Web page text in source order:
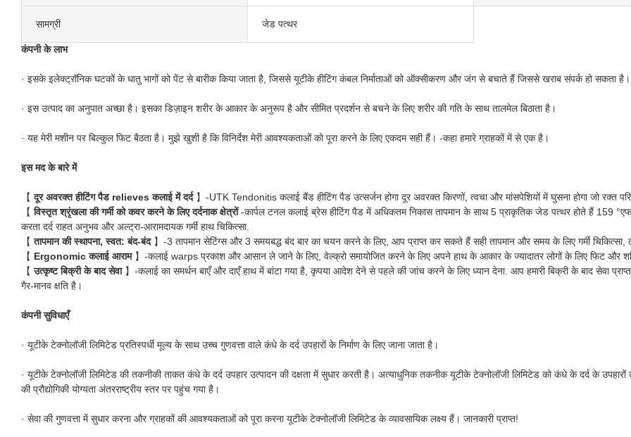
सामग्री जेड पत्थर
कंपनी के लाभ
· इसके इलेक्ट्रॉनिक घटकों के धातु भागों को पेंट से बारीक किया जाता है, जिससे यूटीके हीटिंग कंबल निर्माताओं को ऑक्सीकरण और जंग से बचाते हैं जिससे खराब संपर्क हो सकता है।
· इस उत्पाद का अनुपात अच्छा है। इसका डिज़ाइन शरीर के आकार के अनुरूप है और सीमित प्रदर्शन से बचने के लिए शरीर की गति के साथ तालमेल बिठाता है।
· यह मेरी मशीन पर बिल्कुल फिट बैठता है। मुझे खुशी है कि विनिर्देश मेरी आवश्यकताओं को पूरा करने के लिए एकदम सही हैं। -कहा हमारे ग्राहकों में से एक है।
इस मद के बारे में
【दूर अवरक्त हीटिंग पैड relieves कलाई में दर्द 】-UTK Tendonitis कलाई बैंड हीटिंग पैड उत्सर्जन होगा दूर अवरक्त किरणों, त्वचा और मांसपेशियों में घुसना होगा जो रक्त
【विस्तृत श्रृंखला की गर्मी को कवर करने के लिए दर्दनाक क्षेत्रों-कार्पल टनल कलाई ब्रेस हीटिंग पैड में अधिकतम निकास तापमान के साथ 5 प्राकृतिक जेड पत्थर होते हैं 159
करता दर्द राहत अनुभव और अल्ट्रा-आरामदायक गर्मी हाथ चिकित्सा.
【तापमान की स्थापना, स्वत: बंद-बंद 】-3 तापमान सेटिंग्स और 3 समयबद्ध बंद बार का चयन करने के लिए, आप प्राप्त कर सकते हैं सही तापमान और समय के लिए गर्मी
【 Ergonomic कलाई आराम 】-कलाई warps प्रकाश और आसान ले जाने के लिए, वेल्क्रो समायोजित करने के लिए अपने हाथ के आकार के ज्यादातर लोगों के लिए फिट और
【उत्कृष्ट बिक्री के बाद सेवा 】-कलाई का समर्थन बाएँ और दाएँ हाथ में बांटा गया है, कृपया आदेश देने से पहले की जांच करने के लिए ध्यान देना. आप हमारी बिक्री के बाद सेवा
गैर-मानव क्षति है।
कंपनी सुविधाएँ
· यूटीके टेक्नोलॉजी लिमिटेड प्रतिस्पर्धी मूल्य के साथ उच्च गुणवत्ता वाले कंधे के दर्द उपहारों के निर्माण के लिए जाना जाता है।
· यूटीके टेक्नोलॉजी लिमिटेड की तकनीकी ताकत कंधे के दर्द उपहार उत्पादन की दक्षता में सुधार करती है। अत्याधुनिक तकनीक यूटीके टेक्नोलॉजी लिमिटेड को कंधे के दर्द के
की प्रौद्योगिकी योग्यता अंतरराष्ट्रीय स्तर पर पहुंच गया है।
· सेवा की गुणवत्ता में सुधार करना और ग्राहकों की आवश्यकताओं को पूरा करना यूटीके टेक्नोलॉजी लिमिटेड के व्यावसायिक लक्ष्य हैं। जानकारी प्राप्त!